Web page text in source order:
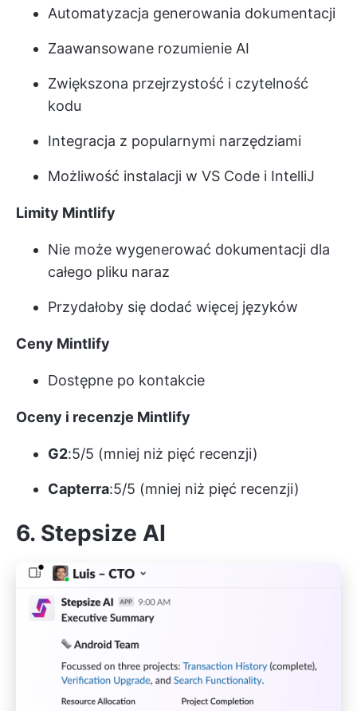
Automatyzacja generowania dokumentacji
Zaawansowane rozumienie AI
Zwiększona przejrzystość i czytelność
kodu
Integracja z popularnymi narzędziami
Możliwość instalacji w VS Code i IntelliJ
Limity Mintlify
Nie może wygenerować dokumentacji dla
całego pliku naraz
Przydałoby się dodać więcej języków
Ceny Mintlify
Dostępne po kontakcie
Oceny i recenzje Mintlify
G2:5/5 (mniej niż pięć recenzji)
Capterra:5/5 (mniej niż pięć recenzji)
6. Stepsize AI